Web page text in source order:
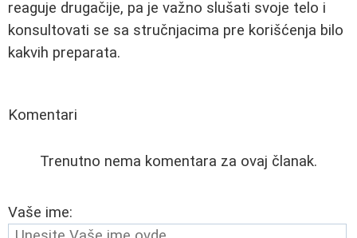
reaguje drugačije, pa je važno slušati svoje telo i
konsultovati se sa stručnjacima pre korišćenja bilo
kakvih preparata.
Komentari
Trenutno nema komentara za ovaj članak.
Vaše ime: